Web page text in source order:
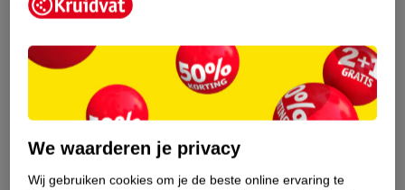
Etiketinformatie
Nature Impact Score
Dit product heeft (nog) geen Nature
Impact Score.
We waarderen je privacy
Wij gebruiken cookies om je de beste online ervaring te